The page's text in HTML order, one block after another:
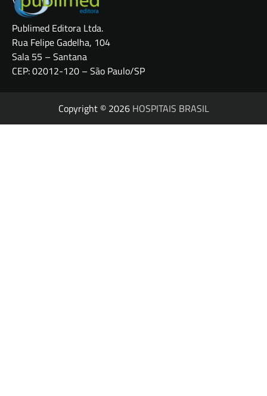
Publimed Editora Ltda.
Rua Felipe Gadelha, 104
Sala 55 – Santana
CEP: 02012-120 – São Paulo/SP
Copyright © 2026 HOSPITAIS BRASIL